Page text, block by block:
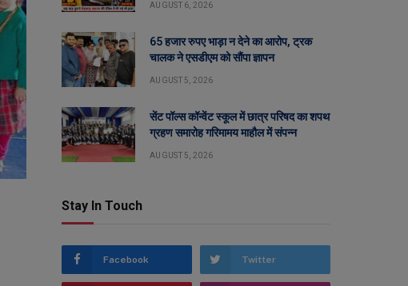
AUGUST 6, 2026
65 हजार रुपए भाड़ा न देने का आरोप, ट्रक
चालक ने एसडीएम को सौंपा ज्ञापन
AUGUST 5, 2026
सेंट पॉल्स कॉन्वेंट स्कूल में छात्र परिषद का शपथ
ग्रहण समारोह गरिमामय माहौल में संपन्न
AUGUST 5, 2026
Stay In Touch
Facebook Twitter